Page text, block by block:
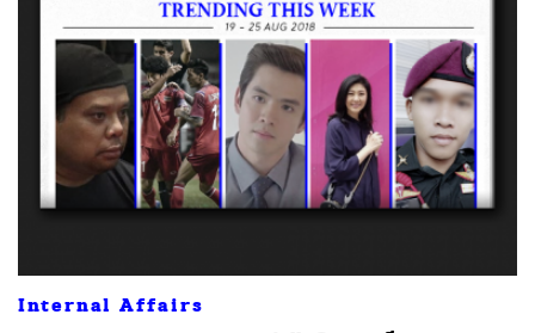
Internal Affairs
SHARE TWEET